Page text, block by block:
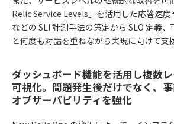
Relic Service Levels」を活用した応答速度
などの SLI 計測手法の策定から SLO 定義
と何度も対話を重ねながら実現に向けて支
ダッシュボード機能を活用し複数
可視化。問題発生後だけでなく、
オブザーバビリティを強化